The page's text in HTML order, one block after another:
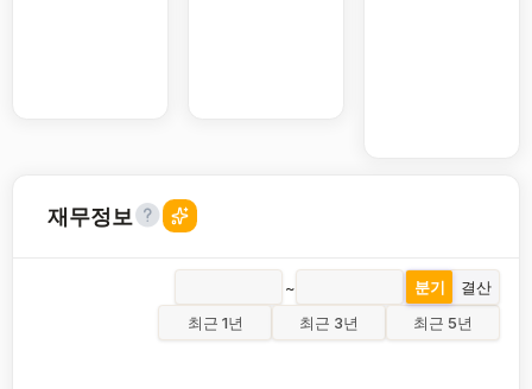
재무정보
~ 분기
결산
최근 1년
최근 3년 최근 5년